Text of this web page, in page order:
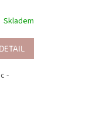
Skladem
DETAIL
-